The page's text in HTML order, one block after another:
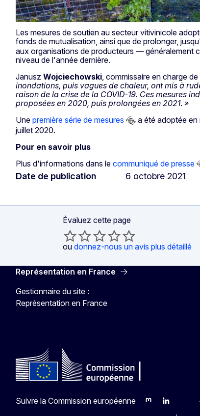
Les mesures de soutien au secteur vitivinicole
fonds de mutualisation, ainsi que de prolonger,
aux organisations de producteurs — généralement
niveau de l'année dernière.
Janusz Wojciechowski, commissaire en charge
inondations, puis vagues de chaleur, ont mis à
raison de la crise de la COVID-19. Ces mesures
proposées en 2020, puis prolongées en 2021. »
Une première série de mesures a été adoptée en
juillet 2020.
Pour en savoir plus
Plus d'informations dans le communiqué de presse
Date de publication 6 octobre 2021
Évaluez cette page
ou donnez-nous un avis plus détaillé
Représentation en France
Gestionnaire du site :
Représentation en France
Suivre la Commission européenne
MastodonLinkedIn